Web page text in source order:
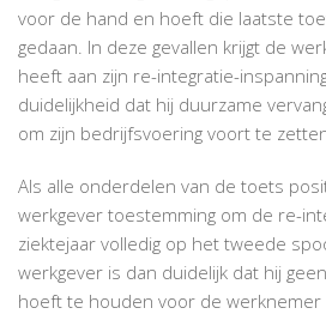
voor de hand en hoeft die laatste
gedaan. In deze gevallen krijgt de
heeft aan zijn re-integratie-
duidelijkheid dat hij duurzame
om zijn bedrijfsvoering voort te
Als alle onderdelen van de toets
werkgever toestemming om de re-
ziektejaar volledig op het tweede
werkgever is dan duidelijk dat hij
hoeft te houden voor de werknemer